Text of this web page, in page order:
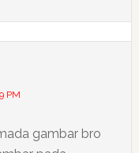
PM
gambar bro